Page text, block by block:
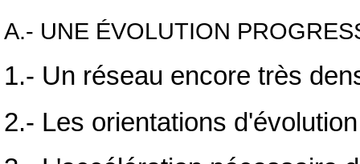
A.- UNE ÉVOLUTION
1.- Un réseau encore très
2.- Les orientations